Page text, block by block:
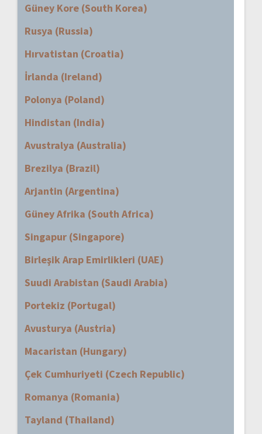
Güney Kore (South Korea)
Rusya (Russia)
Hırvatistan (Croatia)
İrlanda (Ireland)
Polonya (Poland)
Hindistan (India)
Avustralya (Australia)
Brezilya (Brazil)
Arjantin (Argentina)
Güney Afrika (South Africa)
Singapur (Singapore)
Birleşik Arap Emirlikleri (UAE)
Suudi Arabistan (Saudi Arabia)
Portekiz (Portugal)
Avusturya (Austria)
Macaristan (Hungary)
Çek Cumhuriyeti (Czech Republic)
Romanya (Romania)
Tayland (Thailand)